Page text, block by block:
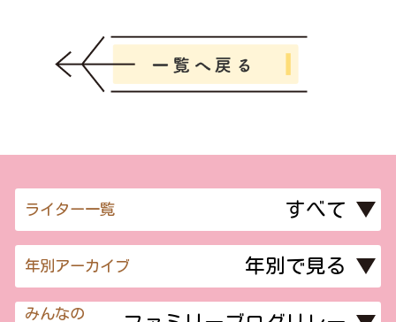
ライター一覧
年別アーカイブ
みんなの